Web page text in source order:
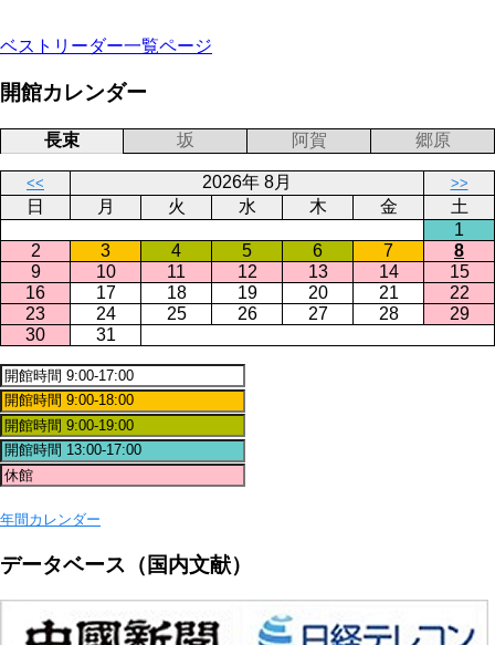
ベストリーダー一覧ページ
開館カレンダー
長束 坂 阿賀 郷原
<< 2026年 8月 >>
日 月 火 水 木 金
土
1
2
3 4 5 6 7
8
9
10 11 12 13 14
15
16
17 18 19 20 21
22
23
24 25 26 27 28
29
30
31
年間カレンダー
データベース（国内文献）